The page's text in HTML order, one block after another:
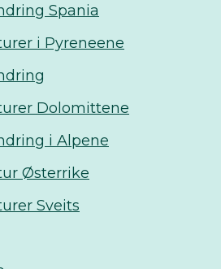
Spania
i Pyreneene
Dolomittene
i Alpene
Østerrike
Sveits